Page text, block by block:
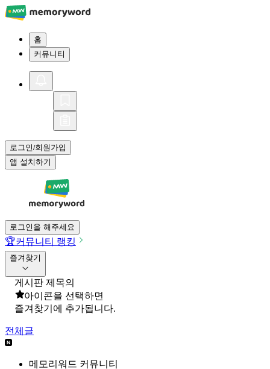
홈
커뮤니티
로그인/회원가입
앱 설치하기
로그인을 해주세요
🏆커뮤니티 랭킹
즐겨찾기
게시판 제목의
아이콘을 선택하면
즐겨찾기에 추가됩니다.
전체글
메모리워드 커뮤니티